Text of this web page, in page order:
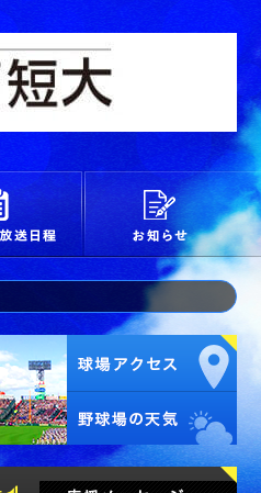
大会日程/放送日程